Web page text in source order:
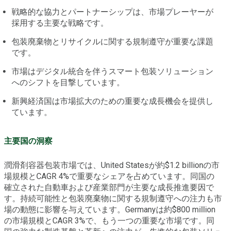
戦略的な協力とパートナーシップは、市場プレーヤーが
採用する主要な戦略です。
包装廃棄物とリサイクルに関する規制遵守が重要な課題
です。
市場はデジタル統合を伴うスマート包装ソリューション
へのシフトを目撃しています。
新興経済国は市場拡大のための重要な成長機会を提供し
ています。
主要国の洞察
潤滑剤容器包装市場では、United Statesが約$1.2 billionの市
場規模とCAGR 4%で重要なシェアを占めています。同国の
確立された自動車および産業部門が主要な成長推進要因で
す。持続可能性と包装廃棄物に関する規制遵守への注力も市
場の動態に影響を与えています。Germanyは約$800 million
の市場規模とCAGR 3%で、もう一つの重要な市場です。同